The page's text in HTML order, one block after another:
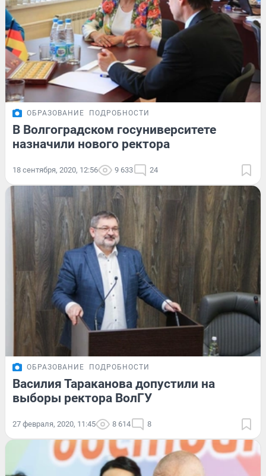
ОБРАЗОВАНИЕ ПОДРОБНОСТИ
В Волгоградском госуниверситете
назначили нового ректора
18 сентября, 2020, 12:56 9 633 24
ОБРАЗОВАНИЕ ПОДРОБНОСТИ
Василия Тараканова допустили на
выборы ректора ВолГУ
27 февраля, 2020, 11:45 8 614 8